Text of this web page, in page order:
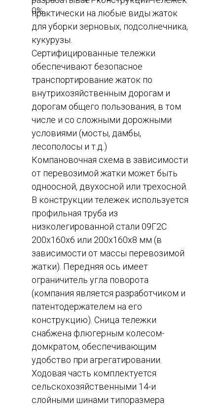
практически на любые виды жаток
для уборки зерновых, подсолнечника,
кукурузы.
Сертифицированные тележки
обеспечивают безопасное
транспортирование жаток по
внутрихозяйственным дорогам и
дорогам общего пользования, в том
числе и со сложными дорожными
условиями (мосты, дамбы,
лесополосы и т.д.)
Компановочная схема в зависимости
от перевозимой жатки может быть
одноосной, двухосной или трехосной.
В конструкции тележек используется
профильная труба из
низколегированной стали 09Г2С
200х160х6 или 200х160х8 мм (в
зависимости от массы перевозимой
жатки). Передняя ось имеет
ограничитель угла поворота
(компания является разработчиком и
патентодержателем на его
конструкцию). Сница тележки
снабжена флюгерным колесом-
домкратом, обеспечивающим
удобство при агрегатировании.
Ходовая часть комплектуется
сельскохозяйственными 14-и
слойными шинами типоразмера
0%